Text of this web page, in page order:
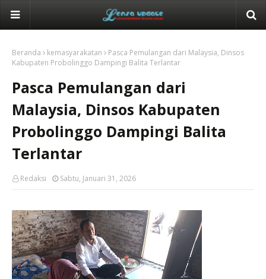
Beranda kemasyarakatan
Pasca Pemulangan dari Malaysia, Dinsos
Kabupaten Probolinggo Dampingi Balita Terlantar
Pasca Pemulangan dari
Malaysia, Dinsos Kabupaten
Probolinggo Dampingi Balita
Terlantar
Redaksi Sabtu, Januari 31, 2026